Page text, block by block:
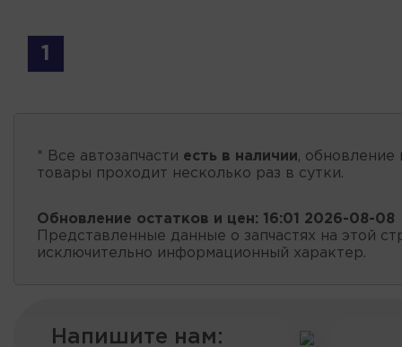
1
* Все автозапчасти есть в наличии, обновление
товары проходит несколько раз в сутки.
Обновление остатков и цен: 16:01 2026-08-08
Представленные данные о запчастях на этой
исключительно информационный характер.
Напишите нам: